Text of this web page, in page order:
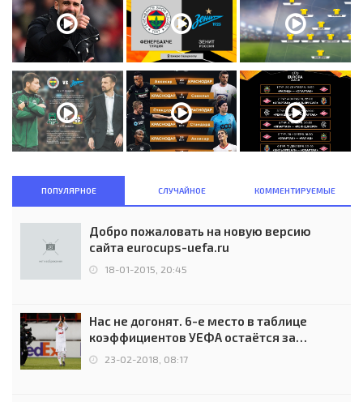
ПОПУЛЯРНОЕ СЛУЧАЙНОЕ КОММЕНТИРУЕМЫЕ
Добро пожаловать на новую версию
сайта eurocups-uefa.ru
18-01-2015, 20:45
Нас не догонят. 6-е место в таблице
коэффициентов УЕФА остаётся за
Россией
23-02-2018, 08:17